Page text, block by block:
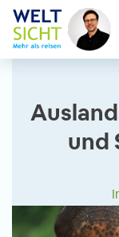
und